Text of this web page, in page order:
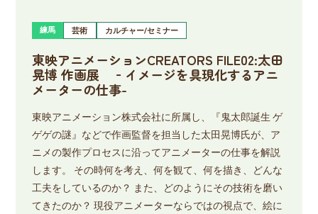
練馬 芸術 カルチャー/セミナー
東映アニメーションCREATORS FILE02:太田
晃博 作画展 ‐イメージを具現化するアニ
メーターの仕事-
東映アニメーション株式会社に所属し、『鬼太郎誕生 ゲ
ゲゲの謎』などで作画監督を担当した太田晃博氏が、ア
ニメの製作プロセスに沿ってアニメーターの仕事を解説
します。 その時何を考え、何を観て、何を描き、どんな
工夫をしているのか？ また、どのようにその技術を磨い
てきたのか？ 現役アニメーターならではの視点で、絵に